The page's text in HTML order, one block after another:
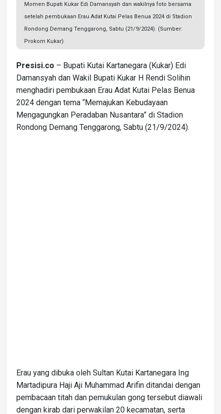
Momen Bupati Kukar Edi Damansyah dan wakilnya foto bersama
setelah pembukaan Erau Adat Kutai Pelas Benua 2024 di Stadion
Rondong Demang Tenggarong, Sabtu (21/9/2024). (Sumber:
Prokom Kukar)
Presisi.co – Bupati Kutai Kartanegara (Kukar) Edi
Damansyah dan Wakil Bupati Kukar H Rendi Solihin
menghadiri pembukaan Erau Adat Kutai Pelas Benua
2024 dengan tema “Memajukan Kebudayaan
Mengagungkan Peradaban Nusantara” di Stadion
Rondong Demang Tenggarong, Sabtu (21/9/2024).
Erau yang dibuka oleh Sultan Kutai Kartanegara Ing
Martadipura Haji Aji Muhammad Arifin ditandai dengan
pembacaan titah dan pemukulan gong tersebut diawali
dengan kirab dari perwakilan 20 kecamatan, serta